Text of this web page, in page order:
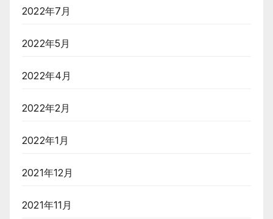
2022年7月
2022年5月
2022年4月
2022年2月
2022年1月
2021年12月
2021年11月